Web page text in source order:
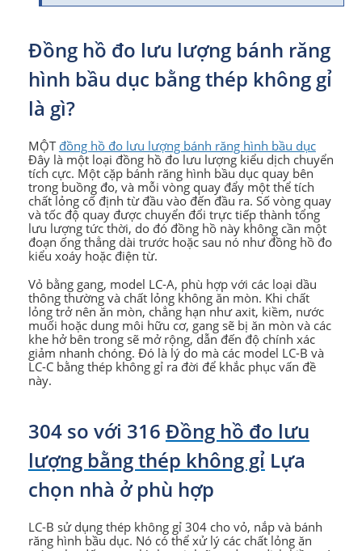
Đồng hồ đo lưu lượng bánh răng
hình bầu dục bằng thép không gỉ
là gì?
MỘT đồng hồ đo lưu lượng bánh răng hình bầu dục
Đây là một loại đồng hồ đo lưu lượng kiểu dịch chuyển
tích cực. Một cặp bánh răng hình bầu dục quay bên
trong buồng đo, và mỗi vòng quay đẩy một thể tích
chất lỏng cố định từ đầu vào đến đầu ra. Số vòng quay
và tốc độ quay được chuyển đổi trực tiếp thành tổng
lưu lượng tức thời, do đó đồng hồ này không cần một
đoạn ống thẳng dài trước hoặc sau nó như đồng hồ đo
kiểu xoáy hoặc điện từ.
Vỏ bằng gang, model LC-A, phù hợp với các loại dầu
thông thường và chất lỏng không ăn mòn. Khi chất
lỏng trở nên ăn mòn, chẳng hạn như axit, kiềm, nước
muối hoặc dung môi hữu cơ, gang sẽ bị ăn mòn và các
khe hở bên trong sẽ mở rộng, dẫn đến độ chính xác
giảm nhanh chóng. Đó là lý do mà các model LC-B và
LC-C bằng thép không gỉ ra đời để khắc phục vấn đề
này.
304 so với 316 Đồng hồ đo lưu
lượng bằng thép không gỉ Lựa
chọn nhà ở phù hợp
LC-B sử dụng thép không gỉ 304 cho vỏ, nắp và bánh
răng hình bầu dục. Nó có thể xử lý các chất lỏng ăn